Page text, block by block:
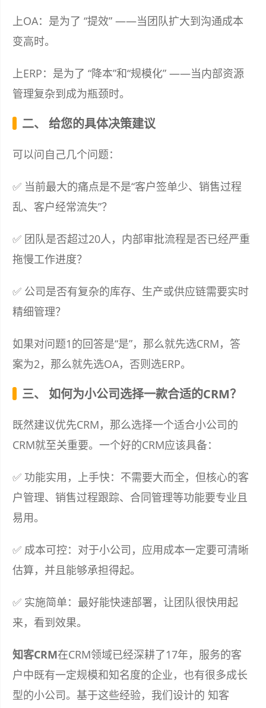
上OA：是为了 “提效” ——当团队扩大到沟通成本
变高时。
上ERP：是为了 “降本”和“规模化” ——当内部资源
管理复杂到成为瓶颈时。
二、 给您的具体决策建议
可以问自己几个问题：
✅ 当前最大的痛点是不是“客户签单少、销售过程
乱、客户经常流失”？
✅ 团队是否超过20人，内部审批流程是否已经严重
拖慢工作进度？
✅ 公司是否有复杂的库存、生产或供应链需要实时
精细管理？
如果对问题1的回答是“是”，那么就先选CRM，答
案为2，那么就先选OA，否则选ERP。
三、 如何为小公司选择一款合适的CRM？
既然建议优先CRM，那么选择一个适合小公司的
CRM就至关重要。一个好的CRM应该具备：
✅ 功能实用，上手快：不需要大而全，但核心的客
户管理、销售过程跟踪、合同管理等功能要专业且
易用。
✅ 成本可控：对于小公司，应用成本一定要可清晰
估算，并且能够承担得起。
✅ 实施简单：最好能快速部署，让团队很快用起
来，看到效果。
知客CRM在CRM领域已经深耕了17年，服务的客
户中既有一定规模和知名度的企业，也有很多成长
型的小公司。基于这些经验，我们设计的 知客